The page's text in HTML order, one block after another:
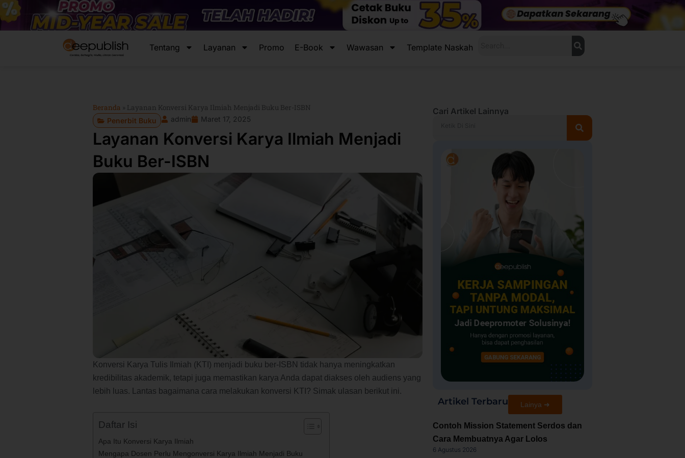
Lewati
ke
konten
Tentang
Layanan Promo E-Book Wawasan Template Naskah
Beranda Layanan Konversi Karya Ilmiah Menjadi Buku Ber-ISBN
Penerbit Buku admin Maret 17, 2025
Layanan Konversi Karya Ilmiah Menjadi
Buku Ber-ISBN
Konversi Karya Tulis Ilmiah (KTI) menjadi buku ber-ISBN tidak hanya meningkatkan
kredibilitas akademik, tetapi juga memastikan karya Anda dapat diakses oleh audiens yang
lebih luas. Lantas bagaimana cara melakukan konversi KTI? Simak ulasan berikut ini.
Daftar Isi
Apa Itu Konversi Karya Ilmiah
Mengapa Dosen Perlu Mengonversi Karya Ilmiah Menjadi Buku
Cari Artikel Lainnya
Artikel Terbaru Lainya ➜
Contoh Mission Statement Serdos dan
Cara Membuatnya Agar Lolos
6 Agustus 2026